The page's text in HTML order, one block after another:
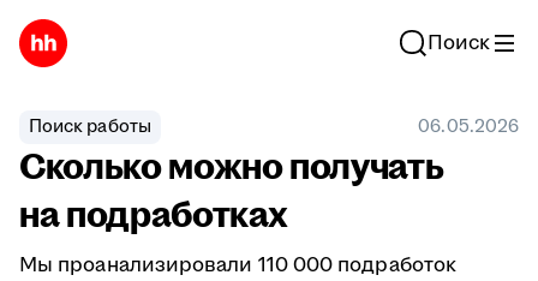
Поиск
Поиск работы 06.05.2026
Сколько можно получать
на подработках
Мы проанализировали 110 000 подработок